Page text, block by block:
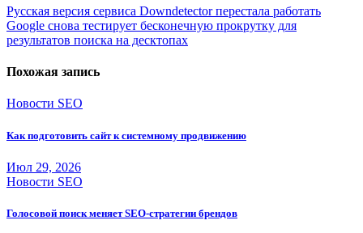
Навигация
по
Русская версия сервиса Downdetector перестала работать
Google снова тестирует бесконечную прокрутку для
результатов поиска на десктопах
Похожая запись
Новости SEO
Как подготовить сайт к системному продвижению
Июл 29, 2026
Новости SEO
Голосовой поиск меняет SEO-стратегии брендов